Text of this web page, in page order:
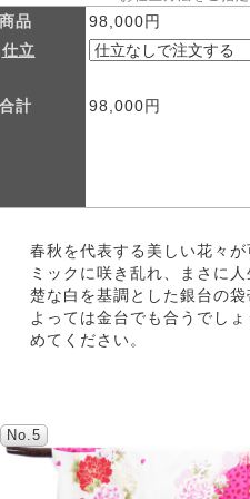
品
98,000円
仕立
計 98,000円
春秋を代表する美しい花々
ミックに咲き乱れ、まさに
楚な白を基調とした銀台の
よっては金台でも合うでし
めてください。
No.5